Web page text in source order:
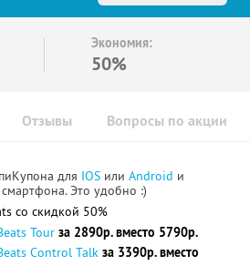
Экономия:
50%
Отзывы Вопросы по акции
для IOS или Android и
Это удобно :)
со скидкой 50%
Tour за 2890р. вместо 5790р.
Control Talk за 3390р. вместо